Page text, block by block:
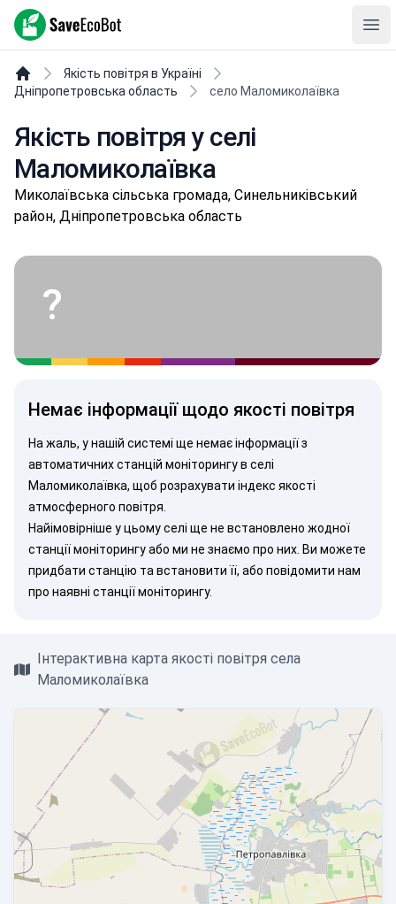
SaveEcoBot
Якість повітря в Україні
Дніпропетровська область
село Маломиколаївка
Якість повітря у селі
Маломиколаївка
Микoлaївськa сільська громада, Синельниківський
район, Дніпропетровська область
?
Немає інформації щодо якості повітря
На жаль, у нашій системі ще немає інформації з
автоматичних станцій моніторингу в селі
Маломиколаївка, щоб розрахувати індекс якості
атмосферного повітря.
Найімовірніше у цьому селі ще не встановлено жодної
станції моніторингу або ми не знаємо про них. Ви можете
придбати станцію та встановити її, або повідомити нам
про наявні станції моніторингу.
Інтерактивна карта якості повітря села
Маломиколаївка